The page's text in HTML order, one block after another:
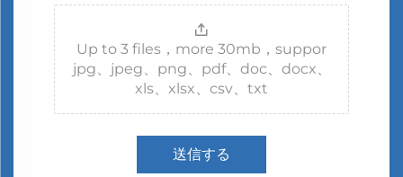
Up to 3 files，more 30mb，suppor
jpg、jpeg、png、pdf、doc、docx、
xls、xlsx、csv、txt
送信する